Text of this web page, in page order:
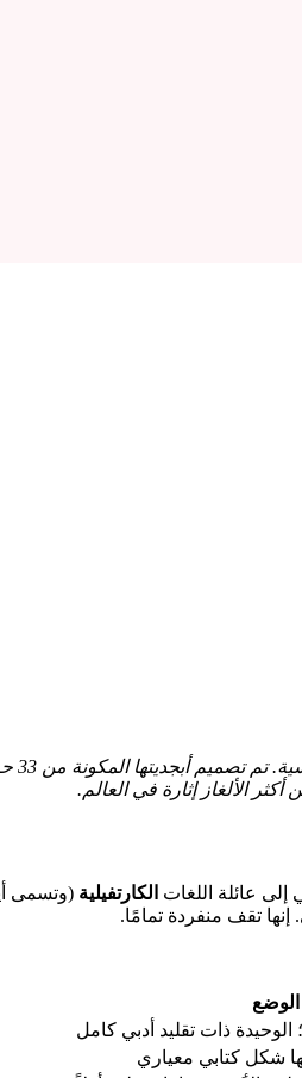
الألغاز إثارة في العالم.
إلى عائلة اللغات الكارتفيلية (وتسمى
إنها تقف منفردة تمامًا.
الوضع
الوحيدة ذات تقليد أدبي كامل
شكل كتابي معياري